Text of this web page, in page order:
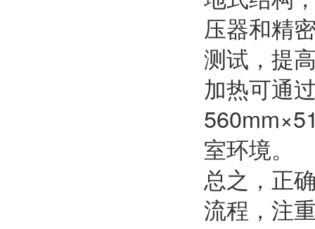
压器和精
测试，提
加热可通
室环境。
总之，正
流程，注